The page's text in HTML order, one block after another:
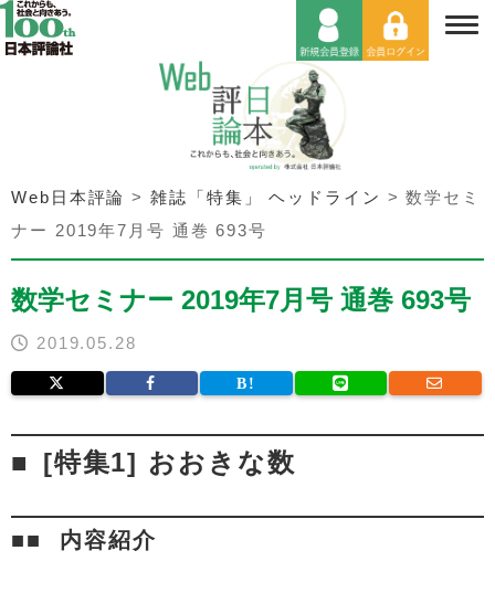
Web日本評論 >雑誌「特集」 ヘッドライン >数学セミ
ナー 2019年7月号 通巻 693号
数学セミナー 2019年7月号 通巻 693号
2019.05.28
[特集1] おおきな数
内容紹介